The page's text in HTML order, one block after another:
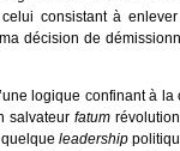
consistant à
décision de
logique confinant à
salvateur fatum
leadership